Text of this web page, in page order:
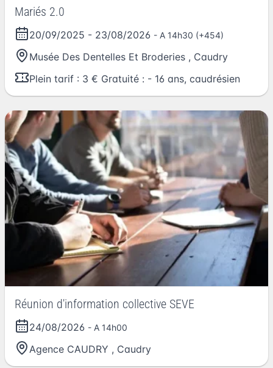
Mariés 2.0
20/09/2025 - 23/08/2026 - A 14h30 (+454)
Musée Des Dentelles Et Broderies , Caudry
Plein tarif : 3 € Gratuité : - 16 ans, caudrésien
Réunion d'information collective SEVE
24/08/2026 - A 14h00
Agence CAUDRY , Caudry